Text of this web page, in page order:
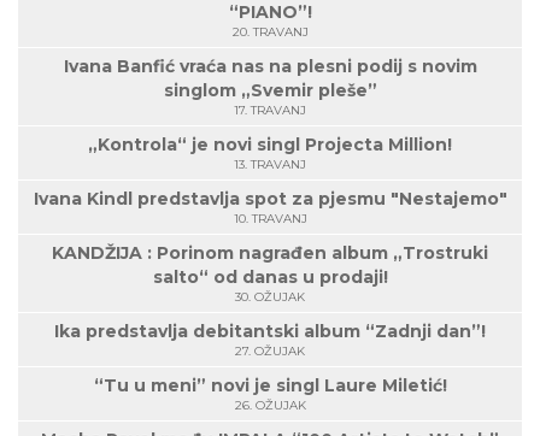
“PIANO”!
20. TRAVANJ
Ivana Banfić vraća nas na plesni podij s novim
singlom „Svemir pleše”
17. TRAVANJ
„Kontrola“ je novi singl Projecta Million!
13. TRAVANJ
Ivana Kindl predstavlja spot za pjesmu "Nestajemo"
10. TRAVANJ
KANDŽIJA : Porinom nagrađen album „Trostruki
salto“ od danas u prodaji!
30. OŽUJAK
Ika predstavlja debitantski album “Zadnji dan”!
27. OŽUJAK
“Tu u meni” novi je singl Laure Miletić!
26. OŽUJAK